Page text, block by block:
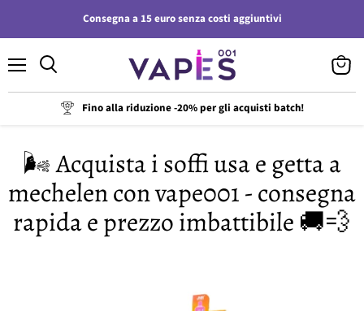
Consegna a 15 euro senza costi aggiuntivi
Fino alla riduzione -20% per gli acquisti batch!
il
🌬️ Acquista i soffi usa e getta a
mechelen con vape001 - consegna
rapida e prezzo imbattibile 🚚💨